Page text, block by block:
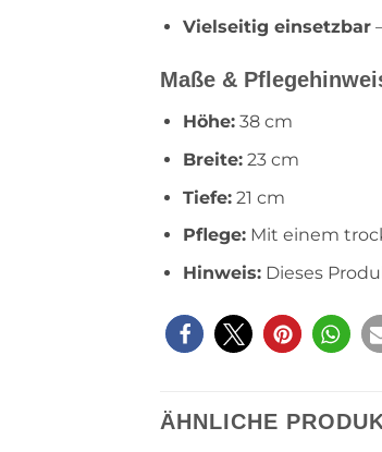
Vielseitig einsetzbar
Maße &
Höhe:38 cm
Breite:23 cm
Tiefe:21 cm
Pflege:Mit einem
Hinweis:Dieses
ÄHNLICHE